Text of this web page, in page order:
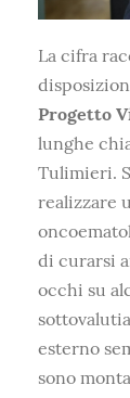
La cifra
Progetto
lunghe
Tulimieri.
realizzare
di curarsi
occhi su
esterno
sono